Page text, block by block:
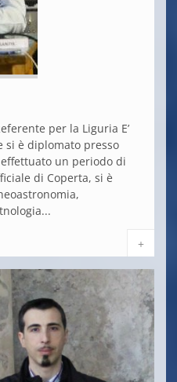
per la Liguria E’
si è diplomato presso
un periodo di
di Coperta, si è
+